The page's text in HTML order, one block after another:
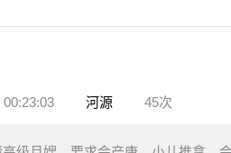
河源 45次